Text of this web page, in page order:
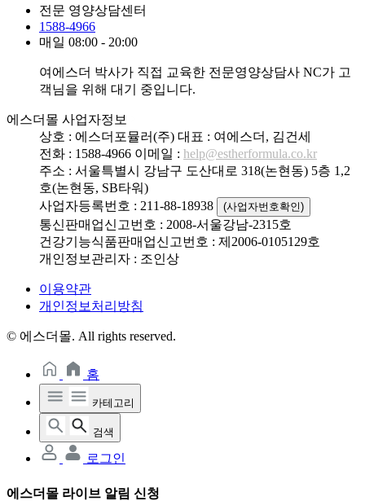
전문 영양상담센터
1588-4966
매일 08:00 - 20:00
여에스더 박사가 직접 교육한 전문영양상담사 NC가 고
객님을 위해 대기 중입니다.
에스더몰 사업자정보
상호 : 에스더포뮬러(주) 대표 : 여에스더, 김건세
전화 : 1588-4966 이메일 : help@estherformula.co.kr
주소 : 서울특별시 강남구 도산대로 318(논현동) 5층 1,2
호(논현동, SB타워)
사업자등록번호 : 211-88-18938
(사업자번호확인)
통신판매업신고번호 : 2008-서울강남-2315호
건강기능식품판매업신고번호 : 제2006-0105129호
개인정보관리자 : 조인상
이용약관
개인정보처리방침
© 에스더몰. All rights reserved.
홈
카테고리
검색
로그인
에스더몰 라이브 알림 신청